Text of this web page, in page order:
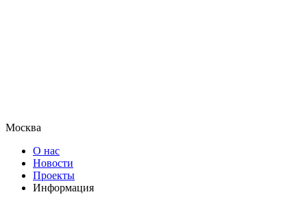
Москва
О нас
Новости
Проекты
Информация